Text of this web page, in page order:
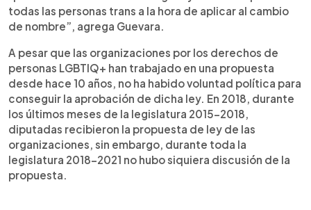
todas las personas trans a la hora de aplicar al cambio
de nombre”, agrega Guevara.
A pesar que las organizaciones por los derechos de
personas LGBTIQ+ han trabajado en una propuesta
desde hace 10 años, no ha habido voluntad política para
conseguir la aprobación de dicha ley. En 2018, durante
los últimos meses de la legislatura 2015-2018,
diputadas recibieron la propuesta de ley de las
organizaciones, sin embargo, durante toda la
legislatura 2018-2021 no hubo siquiera discusión de la
propuesta.